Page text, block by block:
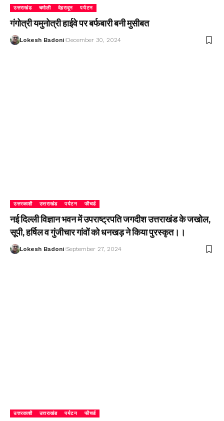
उत्तराखंड चमोली देहरादून पर्यटन
गंगोत्री यमुनोत्री हाईवे पर बर्फबारी बनी मुसीबत
Lokesh Badoni December 30, 2024
उत्तरकाशी उत्तराखंड पर्यटन फीचर्ड
नई दिल्ली विज्ञान भवन में उपराष्ट्रपति जगदीश उत्तराखंड के जखोल,
सूपी, हर्षिल व गुंजीचार गांवों को धनखड़ ने किया पुरस्कृत।।
Lokesh Badoni September 27, 2024
उत्तरकाशी उत्तराखंड पर्यटन फीचर्ड